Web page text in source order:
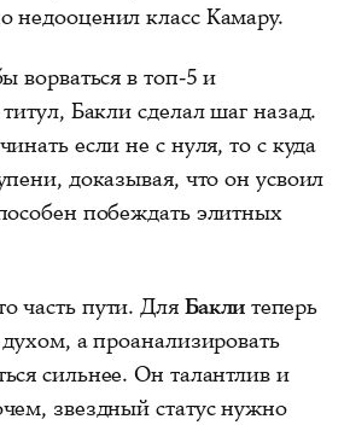
недооценил класс Камару.
ворваться в топ-5 и
Бакли сделал шаг назад.
если не с нуля, то с куда
доказывая, что он усвоил
побеждать элитных
часть пути. Для Баклитеперь
а проанализировать
сильнее. Он талантлив и
звездный статус нужно